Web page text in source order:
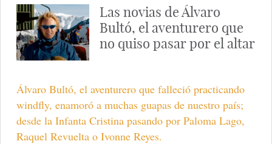
Las novias de Álvaro
Bultó, el aventurero que
no quiso pasar por el altar
Álvaro Bultó, el aventurero que falleció practicando
windfly, enamoró a muchas guapas de nuestro país;
desde la Infanta Cristina pasando por Paloma Lago,
Raquel Revuelta o Ivonne Reyes.